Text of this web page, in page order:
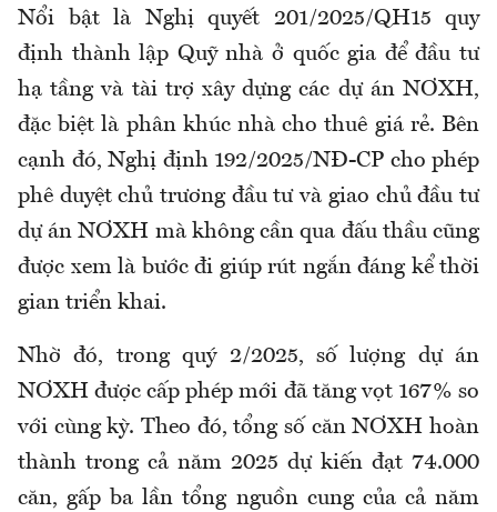
Nổi bật là Nghị quyết 201/2025/QH15 quy
định thành lập Quỹ nhà ở quốc gia để đầu tư
hạ tầng và tài trợ xây dựng các dự án NƠXH,
đặc biệt là phân khúc nhà cho thuê giá rẻ. Bên
cạnh đó, Nghị định 192/2025/NĐ-CP cho phép
phê duyệt chủ trương đầu tư và giao chủ đầu tư
dự án NƠXH mà không cần qua đấu thầu cũng
được xem là bước đi giúp rút ngắn đáng kể thời
gian triển khai.
Nhờ đó, trong quý 2/2025, số lượng dự án
NƠXH được cấp phép mới đã tăng vọt 167% so
với cùng kỳ. Theo đó, tổng số căn NƠXH hoàn
thành trong cả năm 2025 dự kiến đạt 74.000
căn, gấp ba lần tổng nguồn cung của cả năm